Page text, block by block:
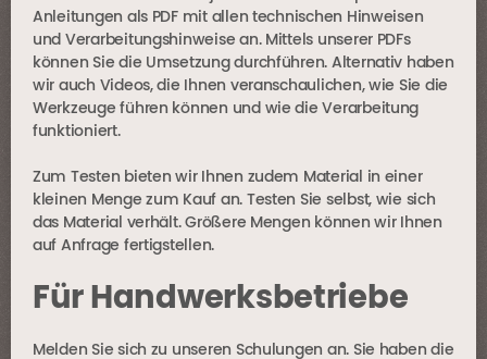
Anleitungen als PDF mit allen technischen Hinweisen
und Verarbeitungshinweise an. Mittels unserer PDFs
können Sie die Umsetzung durchführen. Alternativ haben
wir auch Videos, die Ihnen veranschaulichen, wie Sie die
Werkzeuge führen können und wie die Verarbeitung
funktioniert.
Zum Testen bieten wir Ihnen zudem Material in einer
kleinen Menge zum Kauf an. Testen Sie selbst, wie sich
das Material verhält. Größere Mengen können wir Ihnen
auf Anfrage fertigstellen.
Für Handwerksbetriebe
Melden Sie sich zu unseren Schulungen an. Sie haben die